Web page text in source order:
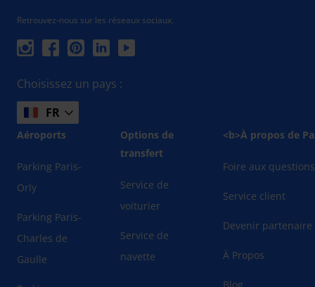
Retrouvez-nous sur les réseaux sociaux.
Choisissez un pays :
FR
Aéroports
Parking Paris-
Orly
Parking Paris-
Charles de
Gaulle
Options de
transfert
Service de
voiturier
Service de
navette
<b>À propos de
Foire aux questions
Service client
Devenir partenaire
À Propos